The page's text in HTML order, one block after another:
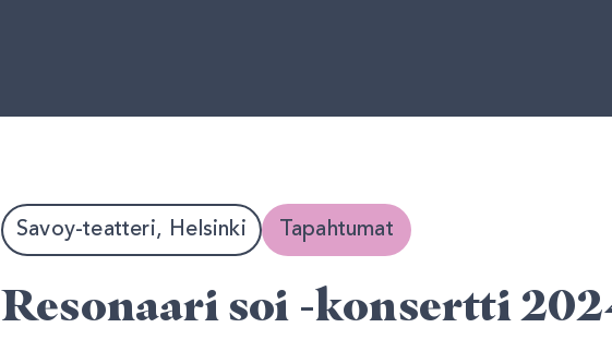
Savoy-teatteri, Helsinki Tapahtumat
Resonaari soi -konsertti